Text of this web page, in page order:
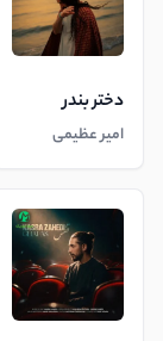
دختر بندر
امیر عظیمی